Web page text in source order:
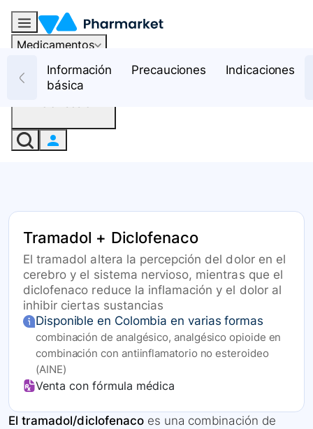
Medicamentos
RecursosInformación
básica
Precauciones Indicaciones
Tramadol + Diclofenaco
El tramadol altera la percepción del dolor en el
cerebro y el sistema nervioso, mientras que el
diclofenaco reduce la inflamación y el dolor al
inhibir ciertas sustancias
Disponible en Colombia en varias formas
combinación de analgésico, analgésico opioide en
combinación con antiinflamatorio no esteroideo
(AINE)
Venta con fórmula médica
El tramadol/diclofenacoes una combinación de